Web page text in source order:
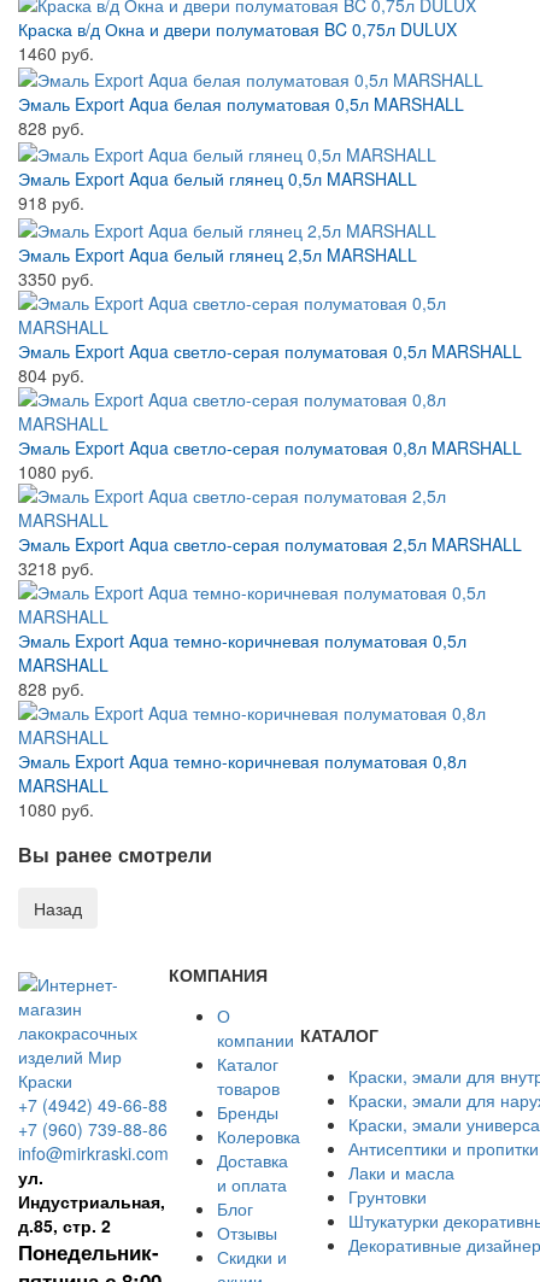
Краска в/д Окна и двери полуматовая BC 0,75л DULUX
1460 руб.
Эмаль Export Aqua белая полуматовая 0,5л MARSHALL
828 руб.
Эмаль Export Aqua белый глянец 0,5л MARSHALL
918 руб.
Эмаль Export Aqua белый глянец 2,5л MARSHALL
3350 руб.
Эмаль Export Aqua светло-серая полуматовая 0,5л MARSHALL
804 руб.
Эмаль Export Aqua светло-серая полуматовая 0,8л MARSHALL
1080 руб.
Эмаль Export Aqua светло-серая полуматовая 2,5л MARSHALL
3218 руб.
Эмаль Export Aqua темно-коричневая полуматовая 0,5л
MARSHALL
828 руб.
Эмаль Export Aqua темно-коричневая полуматовая 0,8л
MARSHALL
1080 руб.
Вы ранее смотрели
+7 (4942) 49-66-88
+7 (960) 739-88-86
info@mirkraski.com
ул.
Индустриальная,
д.85, стр. 2
Понедельник-
КОМПАНИЯ
О
компании
Каталог
товаров
Бренды
Колеровка
Доставка
и оплата
Блог
Отзывы
Скидки и
КАТАЛОГ
Краски, эмали для
Краски, эмали для
Краски, эмали
Антисептики и
Лаки и масла
Грунтовки
Штукатурки
Декоративные